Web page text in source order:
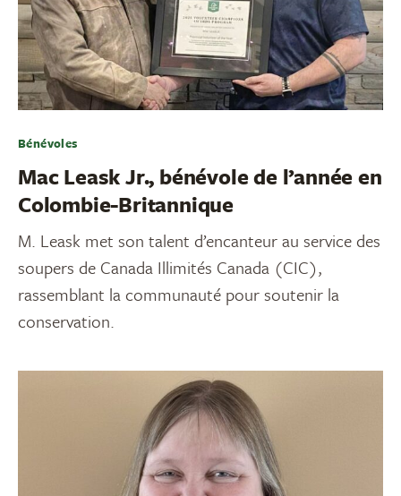
Bénévoles
Mac Leask Jr., bénévole de l’année en
Colombie-Britannique
M. Leask met son talent d’encanteur au service des
soupers de Canada Illimités Canada (CIC),
rassemblant la communauté pour soutenir la
conservation.